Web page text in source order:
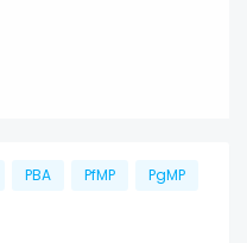
PBA PfMP
PgMP